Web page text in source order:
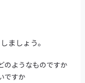
ましょう。
のようなものですか
ですか